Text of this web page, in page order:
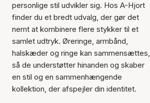
personlige stil udvikler sig. Hos A-Hjort
finder du et bredt udvalg, der gør det
nemt at kombinere flere stykker til et
samlet udtryk. Øreringe, armbånd,
halskæder og ringe kan sammensættes,
så de understøtter hinanden og skaber
en stil og en sammenhængende
kollektion, der afspejler din identitet.